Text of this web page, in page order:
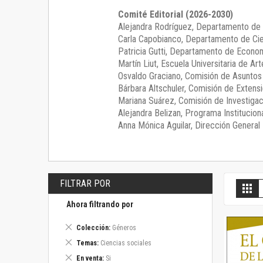
Comité Editorial (2026-2030)
Alejandra Rodríguez, Departamento de
Carla Capobianco, Departamento de
Patricia Gutti, Departamento de
Martín Liut, Escuela Universitaria de
Osvaldo Graciano, Comisión de
Bárbara Altschuler, Comisión de
Mariana Suárez, Comisión de
Alejandra Belizan, Programa
Anna Mónica Aguilar, Dirección General
FILTRAR POR
Ahora filtrando por
Colección Géneros
Eliminar
artículo
Temas Ciencias sociales
Eliminar
artículo
En venta Si
Eliminar